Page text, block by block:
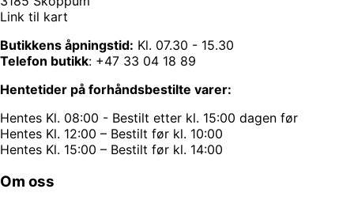
Link til kart
Butikkens åpningstid: Kl. 07.30 - 15.30
Telefon butikk: +47 33 04 18 89
Hentetider på forhåndsbestilte varer:
Hentes Kl. 08:00 - Bestilt etter kl. 15:00 dagen før
Hentes Kl. 12:00 – Bestilt før kl. 10:00
Hentes Kl. 15:00 – Bestilt før kl. 14:00
Om oss